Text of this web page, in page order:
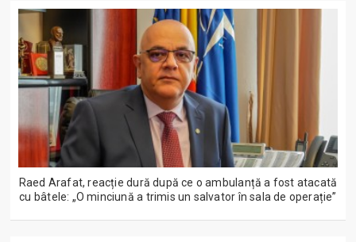
Raed Arafat, reacție dură după ce o ambulanță a fost atacată
cu bâtele: „O minciună a trimis un salvator în sala de operație”